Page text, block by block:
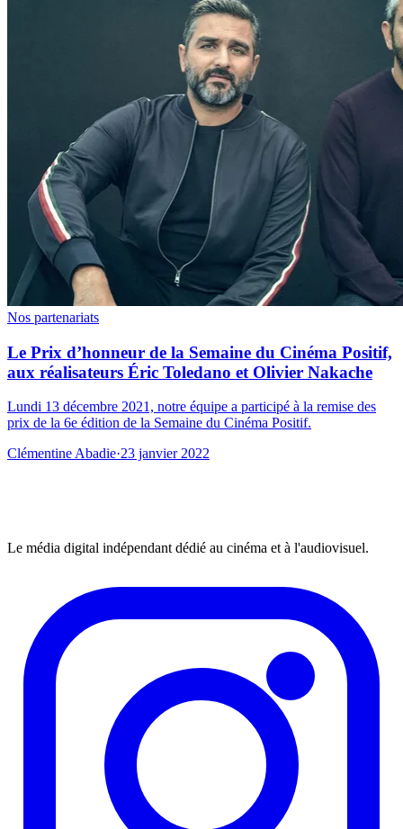
Nos partenariats
Le Prix d’honneur de la Semaine du Cinéma Positif,
aux réalisateurs Éric Toledano et Olivier Nakache
Lundi 13 décembre 2021, notre équipe a participé à la remise des
prix de la 6e édition de la Semaine du Cinéma Positif.
Clémentine Abadie·23 janvier 2022
Le média digital indépendant dédié au cinéma et à l'audiovisuel.